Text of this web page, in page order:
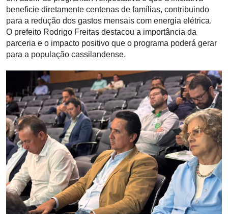
beneficie diretamente centenas de famílias, contribuindo
para a redução dos gastos mensais com energia elétrica.
O prefeito Rodrigo Freitas destacou a importância da
parceria e o impacto positivo que o programa poderá gerar
para a população cassilandense.